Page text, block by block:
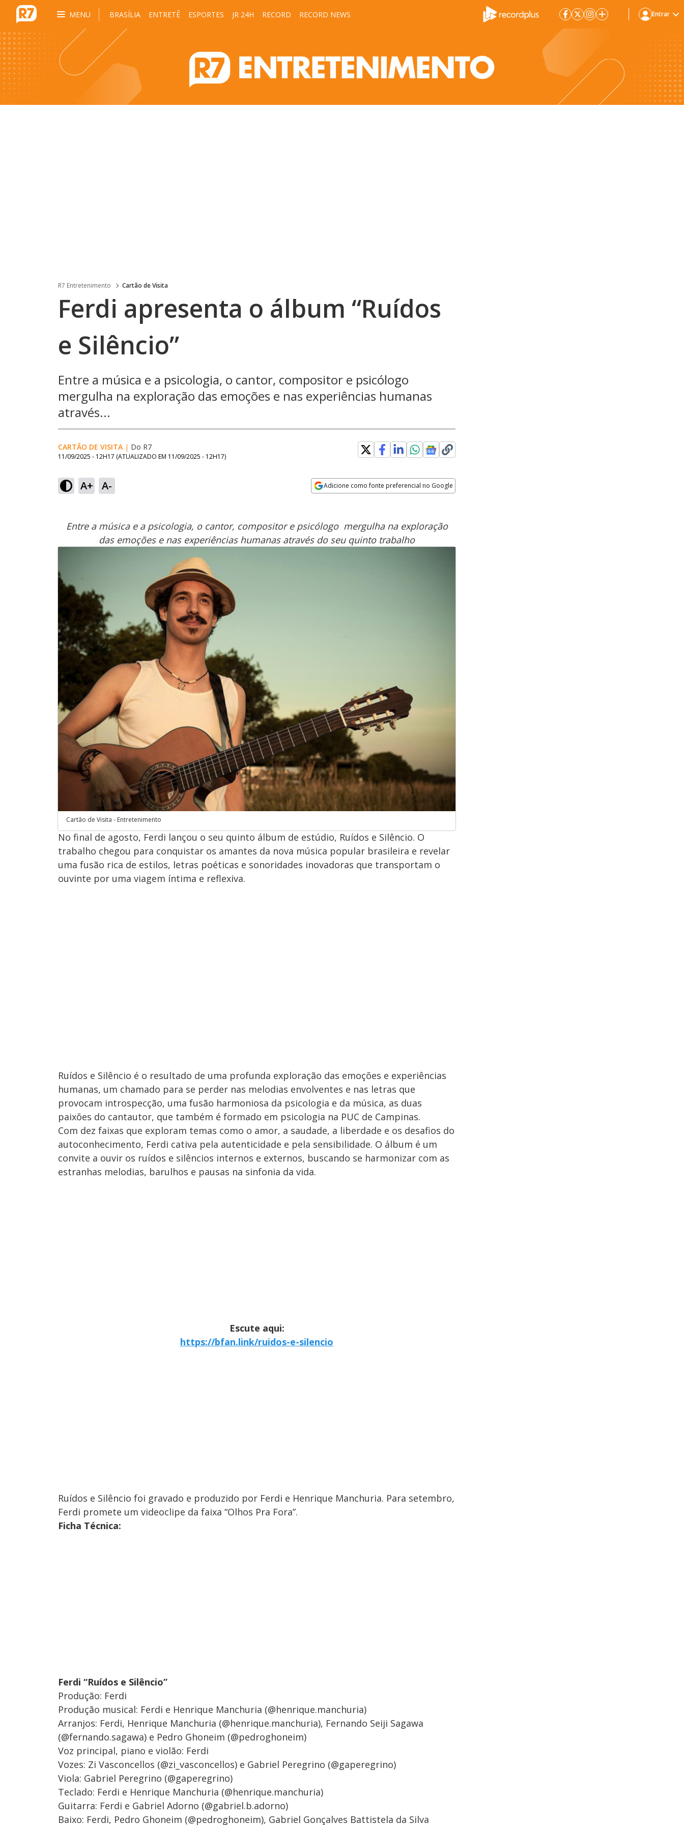
MENU BRASÍLIA ENTRETÊ ESPORTES JR 24H RECORD RECORD NEWS Entrar
R7 Entretenimento Cartão de Visita
Ferdi apresenta o álbum “Ruídos
e Silêncio”
Entre a música e a psicologia, o cantor, compositor e psicólogo
mergulha na exploração das emoções e nas experiências humanas
através...
CARTÃO DE VISITA | Do R7
11/09/2025 - 12H17 (ATUALIZADO EM 11/09/2025 - 12H17)
A+ A- Adicione como fonte preferencial no Google
Entre a música e a psicologia, o cantor, compositor e psicólogo mergulha na exploração
das emoções e nas experiências humanas através do seu quinto trabalho
Cartão de Visita - Entretenimento
No final de agosto, Ferdi lançou o seu quinto álbum de estúdio, Ruídos e Silêncio. O
trabalho chegou para conquistar os amantes da nova música popular brasileira e revelar
uma fusão rica de estilos, letras poéticas e sonoridades inovadoras que transportam o
ouvinte por uma viagem íntima e reflexiva.
Ruídos e Silêncio é o resultado de uma profunda exploração das emoções e experiências
humanas, um chamado para se perder nas melodias envolventes e nas letras que
provocam introspecção, uma fusão harmoniosa da psicologia e da música, as duas
paixões do cantautor, que também é formado em psicologia na PUC de Campinas.
Com dez faixas que exploram temas como o amor, a saudade, a liberdade e os desafios do
autoconhecimento, Ferdi cativa pela autenticidade e pela sensibilidade. O álbum é um
convite a ouvir os ruídos e silêncios internos e externos, buscando se harmonizar com as
estranhas melodias, barulhos e pausas na sinfonia da vida.
Escute aqui:
https://bfan.link/ruidos-e-silencio
Ruídos e Silêncio foi gravado e produzido por Ferdi e Henrique Manchuria. Para setembro,
Ferdi promete um videoclipe da faixa “Olhos Pra Fora”.
Ficha Técnica:
Ferdi “Ruídos e Silêncio”
Produção: Ferdi
Produção musical: Ferdi e Henrique Manchuria (@henrique.manchuria)
Arranjos: Ferdi, Henrique Manchuria (@henrique.manchuria), Fernando Seiji Sagawa
(@fernando.sagawa) e Pedro Ghoneim (@pedroghoneim)
Voz principal, piano e violão: Ferdi
Vozes: Zi Vasconcellos (@zi_vasconcellos) e Gabriel Peregrino (@gaperegrino)
Viola: Gabriel Peregrino (@gaperegrino)
Teclado: Ferdi e Henrique Manchuria (@henrique.manchuria)
Guitarra: Ferdi e Gabriel Adorno (@gabriel.b.adorno)
Baixo: Ferdi, Pedro Ghoneim (@pedroghoneim), Gabriel Gonçalves Battistela da Silva